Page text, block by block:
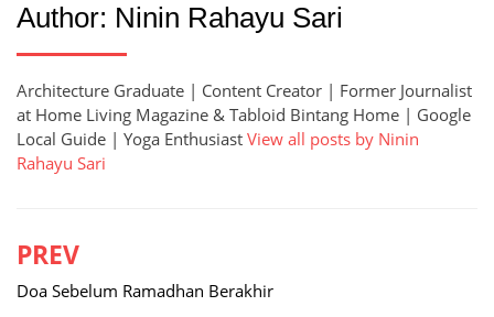
Author: Ninin Rahayu Sari
Architecture Graduate | Content Creator | Former Journalist
at Home Living Magazine & Tabloid Bintang Home | Google
Local Guide | Yoga Enthusiast View all posts by Ninin
Rahayu Sari
Post
navigation
PREV
Doa Sebelum Ramadhan Berakhir